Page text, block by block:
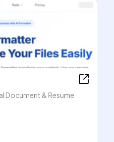
Document & Resume